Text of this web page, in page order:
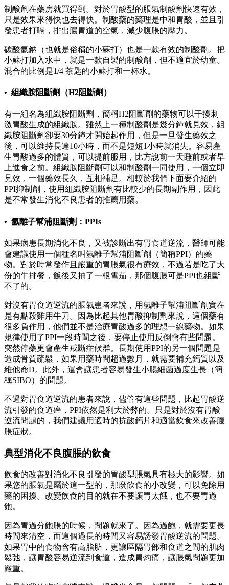
制酸劑在藥房就買得到。對於胃酸型的脹氣制酸劑快速有效，
只是效果來得快也去得快。制酸藥的藥理是中和胃酸，並且引
發患者打嗝，排出腸胃道的空氣，減少腹脹的壓力。
碳酸氫鈉（也就是俗稱的小蘇打）也是一款有效的制酸劑。把
小蘇打加入水中，就是一款自製的制酸劑，但不適宜於幼童。
混合的比例是1/4 茶匙的小蘇打和一杯水。
• 組織胺阻斷劑（H2阻斷劑）
有一組名為組織胺阻斷劑，簡稱H2阻斷劑的藥物可以干擾刺
激胃酸生成的組織胺。雖然上一種制酸劑是幾分鐘就見效，組
織胺阻斷劑卻要30分鐘才開始起作用，但是一旦發生藥效之
後，可以維持長達10小時，而不是短短1小時就消失。容易產
生胃酸過多的體質，可以提前服用，比方說前一天睡前或者早
上進食之前。組織胺阻斷劑可以和制酸劑一同使用，一個立即
見效，一個藥效長久，互相補足。相較於我們下面要介紹的
PPI抑制劑，使用組織胺阻斷劑有比較少的長期副作用，因此
是不常發生消化不良患者的推薦用藥。
• 氫離子幫浦阻斷劑：PPIs
如果病患長期消化不良，又被診斷出有胃食道逆流，醫師可能
會建議使用一個種名叫氫離子幫浦阻斷劑（簡稱PPI）的藥
物。對於時常發作且嚴重的胃脹氣很有療效，不過若是吃了大
份的牛排餐，飯後又抽了一根雪茄，那個腹脹可是PPI也組斷
不了的。
對沒有胃食道逆流的脹氣患者來說，用氫離子幫浦阻斷劑實在
是有點殺雞用牛刀。因為比起其他胃酸抑制劑來說，這個藥有
很多負作用，他們並不是治療胃酸過多的理想一線藥物。如果
規律使用了PPI一段時間之後，要停止使用反倒會有些問題。
突然停藥更會產生戒斷症候群。長期使用PPI的另一個問題是
造成骨質疏鬆，如果用藥時間超過數月，就需要補充鈣質以及
維他命D。此外，還會讓患者容易發生小腸細菌過度生長（簡
稱SIBO）的問題。
不過對胃食道逆流的患者來說，儘管有這些問題，比起胃酸逆
流引發的食道癌，PPI依然是利大於弊的。只是對於沒有胃酸
逆流問題的，我們建議用適時的抗酸鈣片和適當飲食來改善腹
脹症狀。
典型消化不良腹脹的飲食
飲食的改善對消化不良引發的胃酸型脹氣具有極大的影響。如
果您的脹氣是屬於這一型的，那麼飲食的小改變，可以免除用
藥的困擾。改變飲食的目的就在不要讓胃太餓，也不要胃過
飽。
因為胃過分飽脹的時候，問題就來了。因為過飽，就需要更長
時間來清空，而這個過長的時間又容易誘發胃酸逆流的問題。
如果胃中的食物含有高脂肪，更讓區隔胃部和食道之間的肌肉
鬆弛，讓胃酸容易逆流到食道，造成胃灼痛，讓脹氣問題更加
嚴重。